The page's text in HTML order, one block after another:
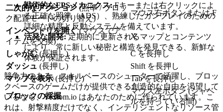
戦術的なFPSメカニクス:Fキーまたは右クリックによ
る正確な照準（ADS）、熟練したガンプレイのための
詳細な精度と反動システムを備えています。
活発な開発:定期的に更新されるマップとコンテンツ
により、常に新しい秘密と構造を発見できる、新鮮な
体験が保証されます。
競争力のある、スキルベースのシューターで活躍し、ブロッ
クベースのゲームだけが提供できる創造的な自由を渇望して
いるなら、Voxiom.io はあなたのために作られています。こ
れは、射撃精度だけでなく、インテリジェントなリソース管
二次的なアクション(照準 / ブロッ
ク配置モードの切り替え)
マウス右ボタンまたは F
インベントリを開く(マウスでア
イテムを交換)
X
しゃがむ(長押し)
C を長押し
ダッシュ (長押し)
Shift を長押し
マップを表示(長押し) Tab を長押し
ブロックの採掘
マウス左ボタン (シャベ
ルを持っている間)